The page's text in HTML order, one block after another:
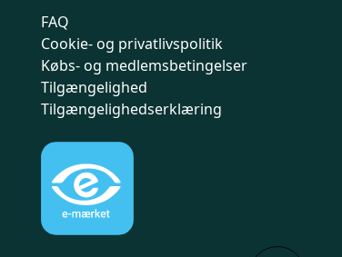
FAQ
Cookie- og privatlivspolitik
Købs- og medlemsbetingelser
Tilgængelighed
Tilgængelighedserklæring